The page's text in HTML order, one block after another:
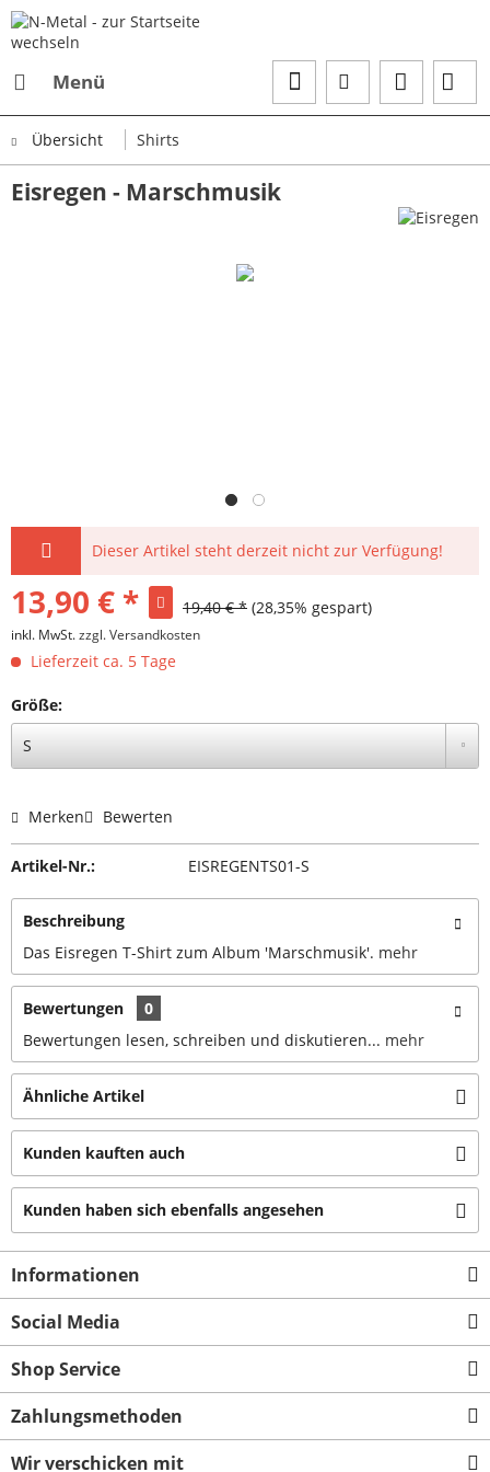
Menü
Übersicht Shirts
Eisregen - Marschmusik
Dieser Artikel steht derzeit nicht zur Verfügung!
13,90 € * 19,40 € * (28,35% gespart)
inkl. MwSt.zzgl. Versandkosten
Lieferzeit ca. 5 Tage
Größe:
Merken Bewerten
Artikel-Nr.: EISREGENTS01-S
Beschreibung
Das Eisregen T-Shirt zum Album 'Marschmusik'. mehr
Bewertungen
0
Bewertungen lesen, schreiben und diskutieren... mehr
Ähnliche Artikel
Kunden kauften auch
Kunden haben sich ebenfalls angesehen
Informationen
Social Media
Shop Service
Zahlungsmethoden
Wir verschicken mit